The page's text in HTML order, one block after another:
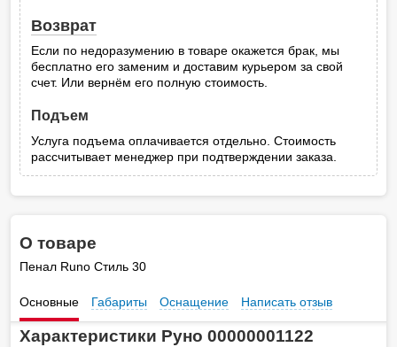
Возврат
Если по недоразумению в товаре окажется брак, мы
бесплатно его заменим и доставим курьером за свой
счет. Или вернём его полную стоимость.
Подъем
Услуга подъема оплачивается отдельно. Стоимость
рассчитывает менеджер при подтверждении заказа.
О товаре
Пенал Runo Стиль 30
Основные Габариты Оснащение Написать отзыв
Характеристики Руно 00000001122